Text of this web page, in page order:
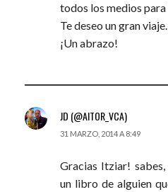
todos los medios
Te deseo un gran viaje.
¡Un abrazo!
JD (@AITOR_VCA)
31 MARZO, 2014 A 8:49
Gracias Itziar!
un libro de alguien